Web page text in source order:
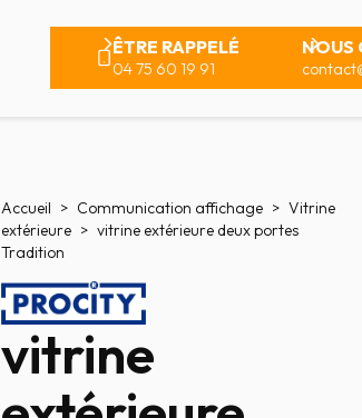
ÊTRE RAPPELÉ
04 75 60 19 91
NOUS
Accueil Communication affichage
Vitrine
extérieure
vitrine extérieure deux portes
Tradition
vitrine